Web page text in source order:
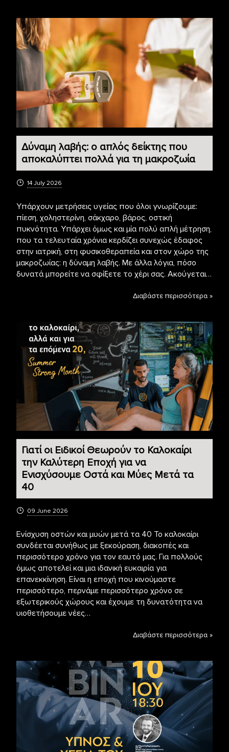
Δύναμη λαβής: ο απλός δείκτης που
αποκαλύπτει πολλά για τη μακροζωία
14 July 2026
Υπάρχουν μετρήσεις υγείας που όλοι γνωρίζουμε:
πίεση, χοληστερίνη, σάκχαρο, βάρος, οστική
πυκνότητα. Υπάρχει όμως και μία πολύ απλή μέτρηση,
που τα τελευταία χρόνια κερδίζει συνεχώς έδαφος
στην ιατρική, στη φυσικοθεραπεία και στον χώρο της
μακροζωίας: η δύναμη λαβής. Με άλλα λόγια, πόσο
δυνατά μπορείτε να σφίξετε το χέρι σας. Ακούγεται…
Διαβάστε περισσότερα »
Γιατί οι Ειδικοί Θεωρούν το Καλοκαίρι
την Καλύτερη Εποχή για να
Ενισχύσουμε Οστά και Μύες Μετά τα
40
09 June 2026
Ενίσχυση οστών και μυών μετά τα 40 Το καλοκαίρι
συνδέεται συνήθως με ξεκούραση, διακοπές και
περισσότερο χρόνο για τον εαυτό μας. Για πολλούς
όμως αποτελεί και μια ιδανική ευκαιρία για
επανεκκίνηση. Είναι η εποχή που κινούμαστε
περισσότερο, περνάμε περισσότερο χρόνο σε
εξωτερικούς χώρους και έχουμε τη δυνατότητα να
υιοθετήσουμε νέες…
Διαβάστε περισσότερα »